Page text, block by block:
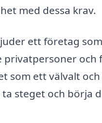
med dessa krav.
ett företag
som ett välvalt
steget och börja